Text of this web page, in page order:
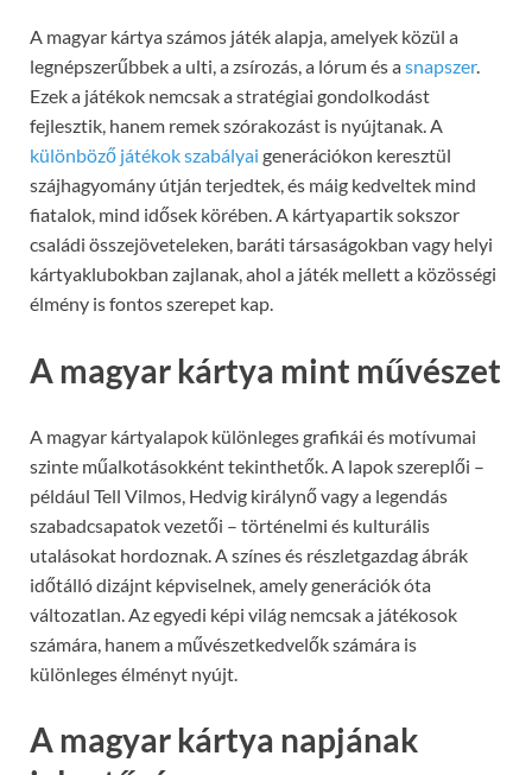
A magyar kártya számos játék alapja, amelyek közül a
legnépszerűbbek a ulti, a zsírozás, a lórum és asnapszer.
Ezek a játékok nemcsak a stratégiai gondolkodást
fejlesztik, hanem remek szórakozást is nyújtanak. A
különböző játékok szabályai generációkon keresztül
szájhagyomány útján terjedtek, és máig kedveltek mind
fiatalok, mind idősek körében. A kártyapartik sokszor
családi összejöveteleken, baráti társaságokban vagy helyi
kártyaklubokban zajlanak, ahol a játék mellett a közösségi
élmény is fontos szerepet kap.
A magyar kártya mint művészet
A magyar kártyalapok különleges grafikái és motívumai
szinte műalkotásokként tekinthetők. A lapok szereplői –
például Tell Vilmos, Hedvig királynő vagy a legendás
szabadcsapatok vezetői – történelmi és kulturális
utalásokat hordoznak. A színes és részletgazdag ábrák
időtálló dizájnt képviselnek, amely generációk óta
változatlan. Az egyedi képi világ nemcsak a játékosok
számára, hanem a művészetkedvelők számára is
különleges élményt nyújt.
A magyar kártya napjának